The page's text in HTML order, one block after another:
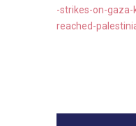
-strikes-on-
reached-